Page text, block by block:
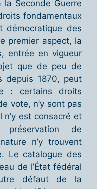
la Seconde Guerre
fondamentaux
démocratique des
premier aspect, la
entrée en vigueur
que de peu de
depuis 1870, peut
: certains droits
vote, n’y sont pas
n’y est consacré et
de
n’y trouvent
Le catalogue des
de l’État fédéral
défaut de la